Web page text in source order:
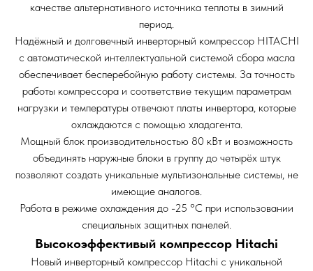
качестве альтернативного источника теплоты в зимний
период.
Надёжный и долговечный инверторный компрессор HITACHI
с автоматической интеллектуальной системой сбора масла
обеспечивает бесперебойную работу системы. За точность
работы компрессора и соответствие текущим параметрам
нагрузки и температуры отвечают платы инвертора, которые
охлаждаются с помощью хладагента.
Мощный блок производительностью 80 кВт и возможность
объединять наружные блоки в группу до четырёх штук
позволяют создать уникальные мультизональные системы, не
имеющие аналогов.
Работа в режиме охлаждения до -25 °С при использовании
специальных защитных панелей.
Высокоэффективый компрессор Hitachi
Новый инверторный компрессор Hitachi c уникальной